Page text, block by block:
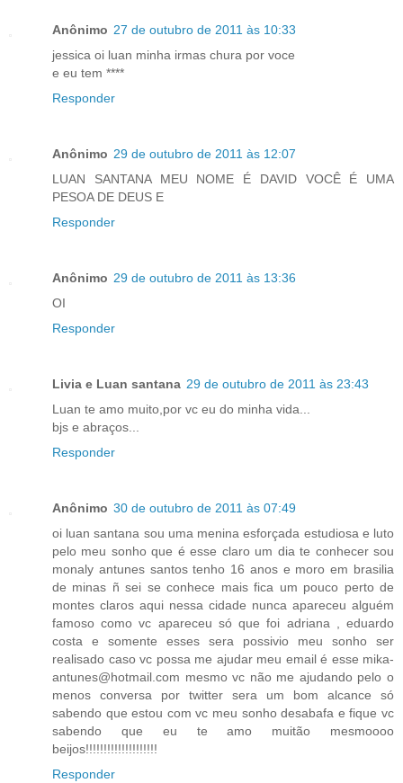
Anônimo 27 de outubro de 2011 às 10:33
jessica oi luan minha irmas chura por voce
e eu tem ****
Responder
Anônimo 29 de outubro de 2011 às 12:07
LUAN SANTANA MEU NOME É DAVID VOCÊ É UMA
PESOA DE DEUS E
Responder
Anônimo 29 de outubro de 2011 às 13:36
OI
Responder
Livia e Luan santana 29 de outubro de 2011 às 23:43
Luan te amo muito,por vc eu do minha vida...
bjs e abraços...
Responder
Anônimo 30 de outubro de 2011 às 07:49
oi luan santana sou uma menina esforçada estudiosa e luto
pelo meu sonho que é esse claro um dia te conhecer sou
monaly antunes santos tenho 16 anos e moro em brasilia
de minas ñ sei se conhece mais fica um pouco perto de
montes claros aqui nessa cidade nunca apareceu alguém
famoso como vc apareceu só que foi adriana , eduardo
costa e somente esses sera possivio meu sonho ser
realisado caso vc possa me ajudar meu email é esse mika-
antunes@hotmail.com mesmo vc não me ajudando pelo o
menos conversa por twitter sera um bom alcance só
sabendo que estou com vc meu sonho desabafa e fique vc
sabendo que eu te amo muitão mesmoooo
beijos!!!!!!!!!!!!!!!!!!!!
Responder